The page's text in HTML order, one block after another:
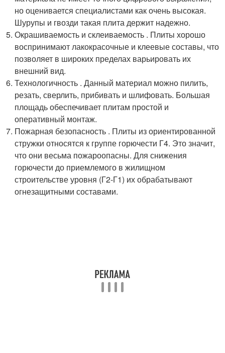
но оценивается специалистами как очень высокая.
Шурупы и гвозди такая плита держит надежно.
Окрашиваемость и склеиваемость . Плиты хорошо
воспринимают лакокрасочные и клеевые составы, что
позволяет в широких пределах варьировать их
внешний вид.
Технологичность . Данный материал можно пилить,
резать, сверлить, прибивать и шлифовать. Большая
площадь обеспечивает плитам простой и
оперативный монтаж.
Пожарная безопасность . Плиты из ориентированной
стружки относятся к группе горючести Г4. Это значит,
что они весьма пожароопасны. Для снижения
горючести до приемлемого в жилищном
строительстве уровня (Г2-Г1) их обрабатывают
огнезащитными составами.